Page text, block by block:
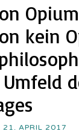
kein
21. APRIL 2017